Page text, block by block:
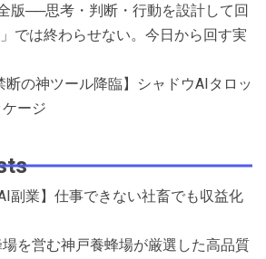
版──思考・判断・行動を設計して回
では終わらせない。今日から回す実
断の神ツール降臨】シャドウAIタロッ
ージ
副業】仕事できない社畜でも収益化
を営む神戸養蜂場が厳選した高品質